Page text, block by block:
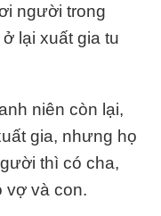
người trong
lại xuất gia tu
niên còn lại,
gia, nhưng họ
thì có cha,
vợ và con.